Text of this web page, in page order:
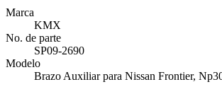
Marca
KMX
No. de parte
SP09-2690
Modelo
Brazo Auxiliar para Nissan Frontier,